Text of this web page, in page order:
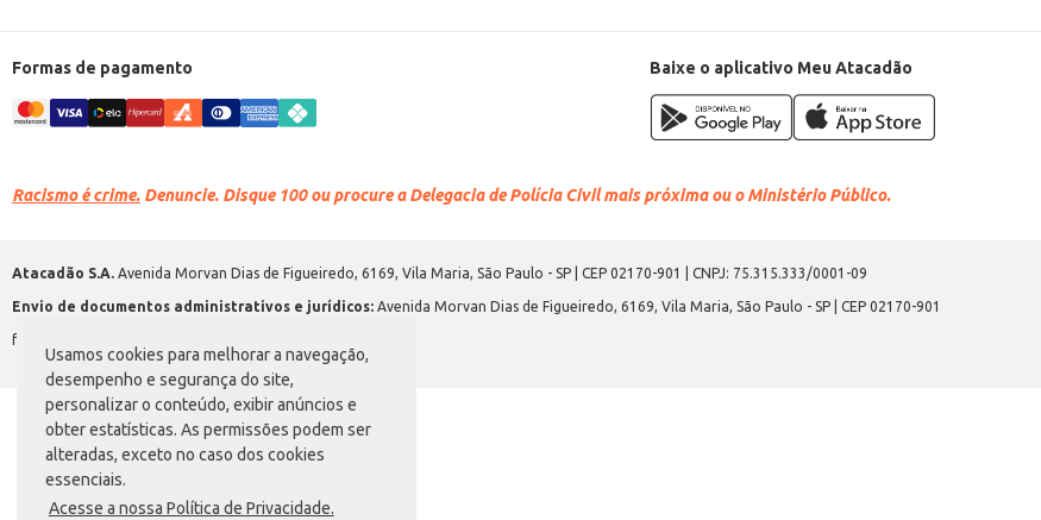
Usamos cookies para melhorar a navegação,
desempenho e segurança do site,
personalizar o conteúdo, exibir anúncios e
obter estatísticas. As permissões podem ser
alteradas, exceto no caso dos cookies
essenciais.
Acesse a nossa Política de Privacidade.
Formas de pagamento Baixe o aplicativo Meu Atacadão
Racismo é crime. Denuncie. Disque 100 ou procure a Delegacia de Polícia Civil mais próxima ou o Ministério Público.
Atacadão S.A. Avenida Morvan Dias de Figueiredo, 6169, Vila Maria, São Paulo - SP | CEP 02170-901 | CNPJ: 75.315.333/0001-09
Envio de documentos administrativos e jurídicos: Avenida Morvan Dias de Figueiredo, 6169, Vila Maria, São Paulo - SP | CEP 02170-901
faleconosco@atacadao.com.br